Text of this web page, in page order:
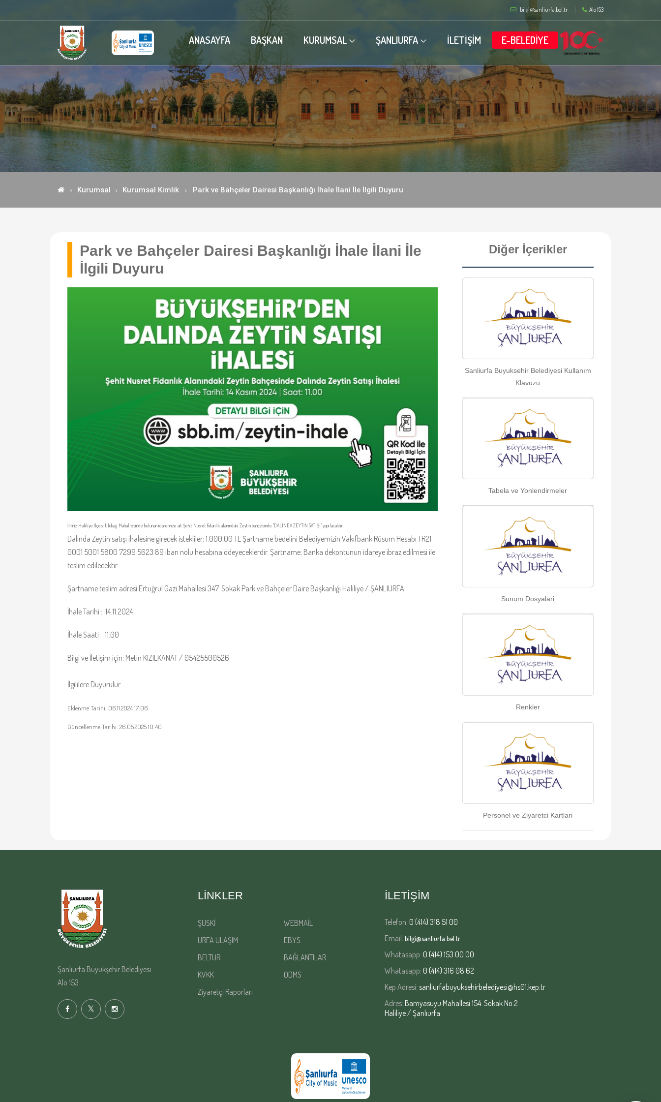
bilgi@sanliurfa.bel.tr Alo 153
ANASAYFA BAŞKAN KURUMSAL ŞANLIURFA İLETİŞİM E-BELEDİYE
Kurumsal Kurumsal Kimlik Park ve Bahçeler Dairesi Başkanlığı İhale İlani İle İlgili Duyuru
Park ve Bahçeler Dairesi Başkanlığı İhale İlani İle
İlgili Duyuru
İlimiz Haliliye İlçesi Ulubağ Mahallesinde bulunan idaremize ait Şehit Nusret fidanlık alanındaki Zeytin bahçesinde "DALINDA ZEYTİN SATIŞI" yapılacaktır.
Dalında Zeytin satışı ihalesine girecek istekliler; 1.000,00 TL Şartname bedelini Belediyemizin Vakıfbank Rüsum Hesabı TR21
0001 5001 5800 7299 5623 89 iban nolu hesabına ödeyeceklerdir. Şartname; Banka dekontunun idareye ibraz edilmesi ile
teslim edilecektir.
Şartname teslim adresi Ertuğrul Gazi Mahallesi 347. Sokak Park ve Bahçeler Daire Başkanlığı Haliliye / ŞANLIURFA
İhale Tarihi : 14.11.2024
İhale Saati : 11.00
Bilgi ve İletişim için; Metin KIZILKANAT / 05425500526
İlgililere Duyurulur
Eklenme Tarihi: 06.11.2024 17:06
Güncellenme Tarihi: 26.05.2025 10:40
Diğer İçerikler
Sanliurfa Buyuksehir Belediyesi Kullanım
Klavuzu
Tabela ve Yonlendirmeler
Sunum Dosyalari
Renkler
Personel ve Ziyaretci Kartlari
Şanlıurfa Büyükşehir Belediyesi
Alo 153
LINKLER
ŞUSKİ
WEBMAİL
URFA ULAŞIM
EBYS
BELTUR
BAĞLANTILAR
KVKK
QDMS
Ziyaretçi Raporları
İLETİŞİM
Telefon: 0 (414) 318 51 00
Email: bilgi@sanliurfa.bel.tr
Whatasapp: 0 (414) 153 00 00
Whatasapp: 0 (414) 316 08 62
Kep Adresi: sanliurfabuyuksehirbelediyesi@hs01.kep.tr
Adres: Bamyasuyu Mahallesi 154. Sokak No:2
Haliliye / Şanlıurfa